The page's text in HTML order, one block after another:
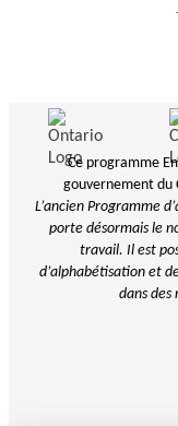
Ce programme
gouvernement du
L’ancien Programme
porte désormais le
travail. Il est
d’alphabétisation et
dans des